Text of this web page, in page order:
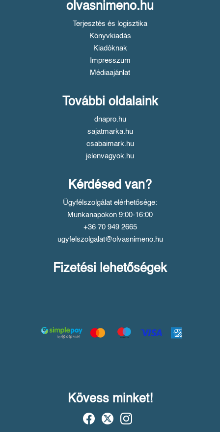
olvasnimeno.hu
Terjesztés és logisztika
Könyvkiadás
Kiadóknak
Impresszum
Médiaajánlat
További oldalaink
dnapro.hu
sajatmarka.hu
csabaimark.hu
jelenvagyok.hu
Kérdésed van?
Ügyfélszolgálat elérhetősége:
Munkanapokon 9:00-16:00
+36 70 949 2665
ugyfelszolgalat@olvasnimeno.hu
Fizetési lehetőségek
Kövess minket!